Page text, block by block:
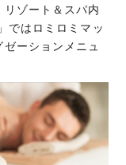
ゾート＆スパ内
ではロミロミマッ
ーションメニュ